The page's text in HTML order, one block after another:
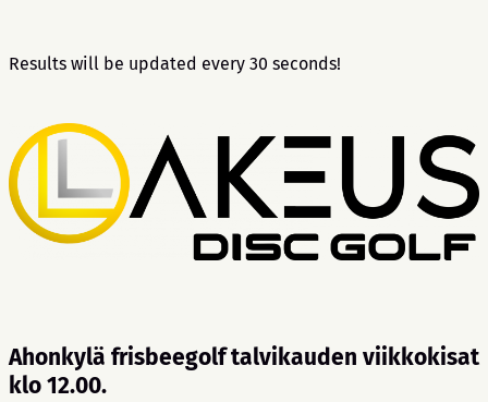
Results will be updated every 30 seconds!
Ahonkylä frisbeegolf talvikauden viikkokisat
klo 12.00.